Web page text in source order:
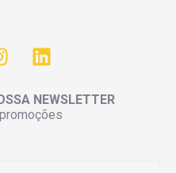
NEWSLETTER